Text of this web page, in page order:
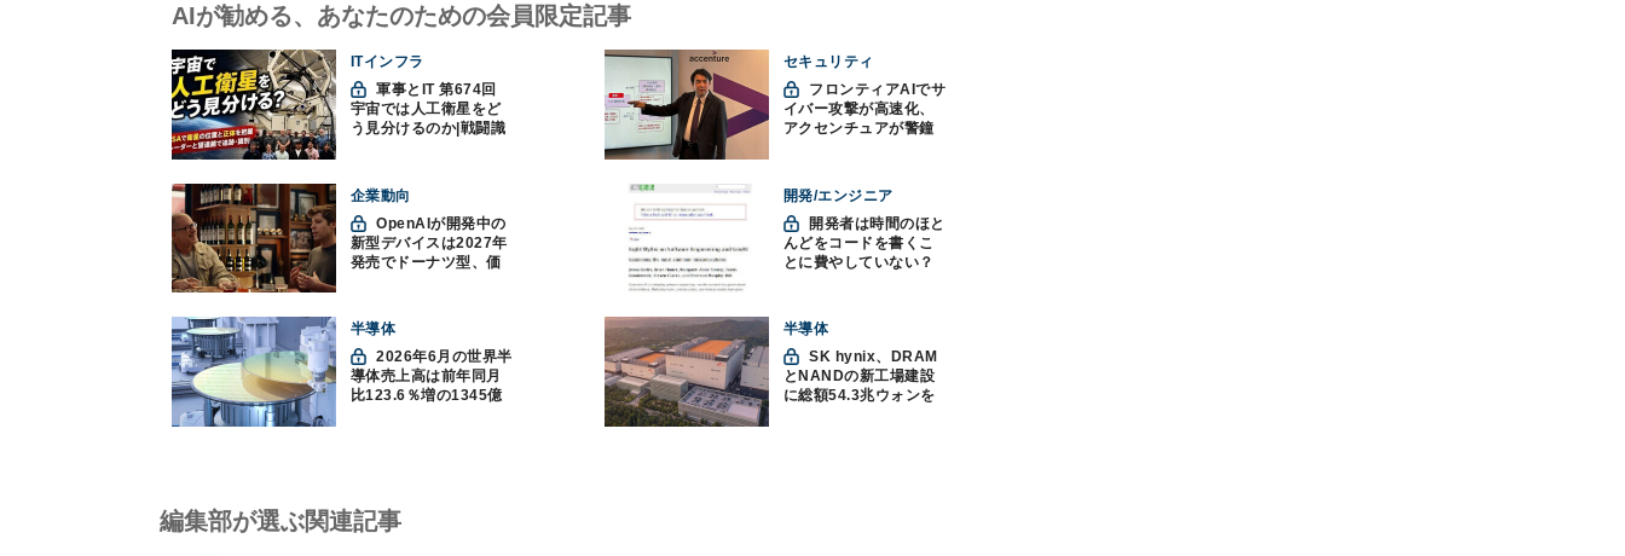
AIが勧める、あなたのための会員限定記事
ITインフラ
軍事とIT 第674回
宇宙では人工衛星をど
う見分けるのか|戦闘識
セキュリティ
イバー攻撃が高速化、
アクセンチュアが警鐘
企業動向
OpenAIが開発中の
新型デバイスは2027年
発売でドーナツ型、価
開発/エンジニア
んどをコードを書くこ
とに費やしていない？
つの神話への賛否
半導体
2026年6月の世界半
導体売上高は前年同月
比123.6％増の1345億
半導体
SK hynix、DRAM
とNANDの新工場建設
に総額54.3兆ウォンを
編集部が選ぶ関連記事